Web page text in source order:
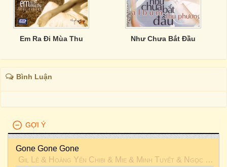
Em Ra Đi Mùa Thu Như Chưa Bắt Đầu
Bình Luận
GỢI Ý
Gone Gone Gone
Gil Lê & Hoàng Yến Chibi & Mie & Minh Tuyết & Ngọc Phước